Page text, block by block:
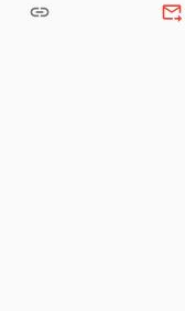
forward_to_inbox
link